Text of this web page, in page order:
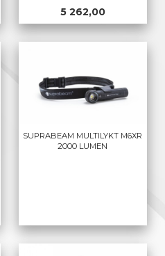
Pris
5 262,00
SUPRABEAM MULTILYKT M6XR
2000 LUMEN